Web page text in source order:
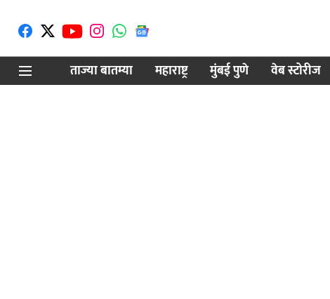
ताज्या बातम्या
महाराष्ट्र मुंबई पुणे वेब स्टोरीज